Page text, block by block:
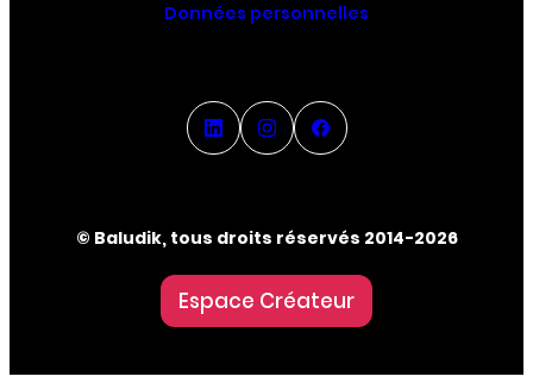
Données personnelles
© Baludik, tous droits réservés 2014-2026
Espace Créateur